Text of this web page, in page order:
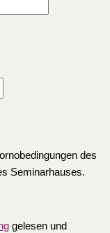
des
Seminarhauses.
gelesen und